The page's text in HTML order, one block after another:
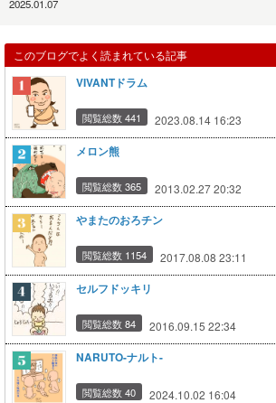
2025.01.07
このブログでよく読まれている記事
VIVANTドラム
閲覧総数 441 2023.08.14 16:23
メロン熊
閲覧総数 365 2013.02.27 20:32
やまたのおろチン
閲覧総数 1154 2017.08.08 23:11
セルフドッキリ
閲覧総数 84 2016.09.15 22:34
NARUTO-ナルト-
閲覧総数 40 2024.10.02 16:04